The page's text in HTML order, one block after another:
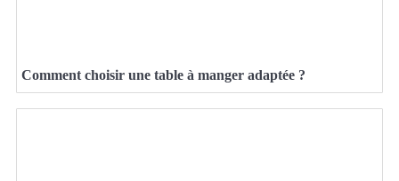
Comment choisir une table à manger adaptée ?